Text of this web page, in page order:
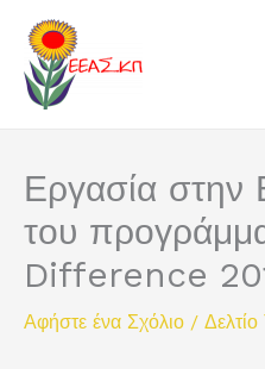
Μετάβαση
περιεχόμενο
Εργασία
του
Difference
Αφήστε ένα Σχόλιο /